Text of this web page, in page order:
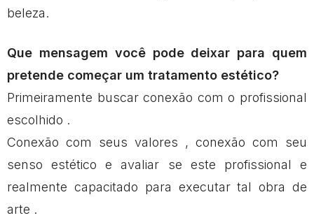
beleza.
Que mensagem você pode deixar para quem
pretende começar um tratamento estético?
Primeiramente buscar conexão com o profissional
escolhido .
Conexão com seus valores , conexão com seu
senso estético e avaliar se este profissional e
realmente capacitado para executar tal obra de
arte .